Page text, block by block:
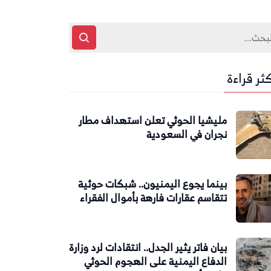
قراءة
مليشيا الحوثي تعلن استهداف مطار
نجران في السعودية
بينما يجوع اليمنيون.. شبكات حوثية
تتقاسم عقارات فارهة بأموال الفقراء
بيان فاتر يثير الجدل.. انتقادات لرد وزارة
الدفاع اليمنية على الهجوم الحوثي